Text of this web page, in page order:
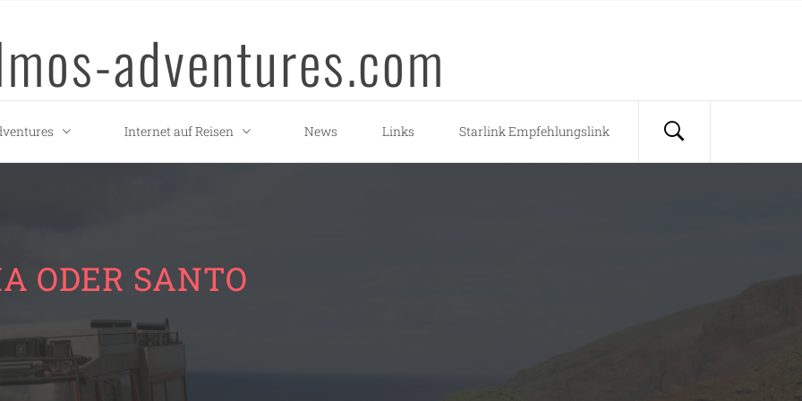
adventures.com
Internet auf Reisen News Links Starlink Empfehlungslink
ODER SANTO